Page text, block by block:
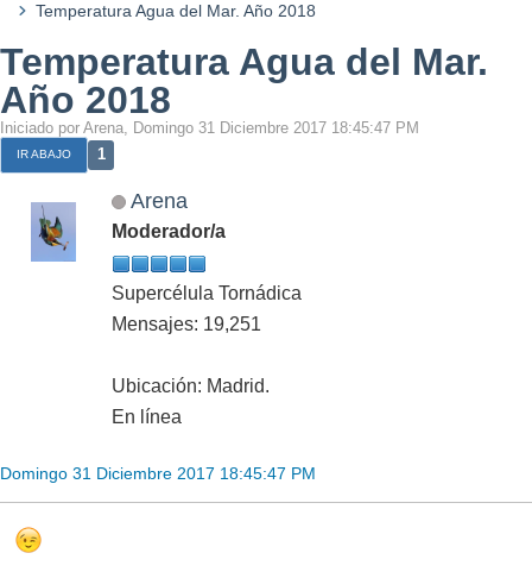
Temperatura Agua del Mar. Año 2018
Temperatura Agua del Mar.
Año 2018
Iniciado por Arena, Domingo 31 Diciembre 2017 18:45:47 PM
IR ABAJO 1
Arena
Moderador/a
Supercélula Tornádica
Mensajes: 19,251
Ubicación: Madrid.
En línea
Domingo 31 Diciembre 2017 18:45:47 PM